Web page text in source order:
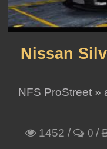
Nissan
NFS ProStreet »
1452 / 0 /